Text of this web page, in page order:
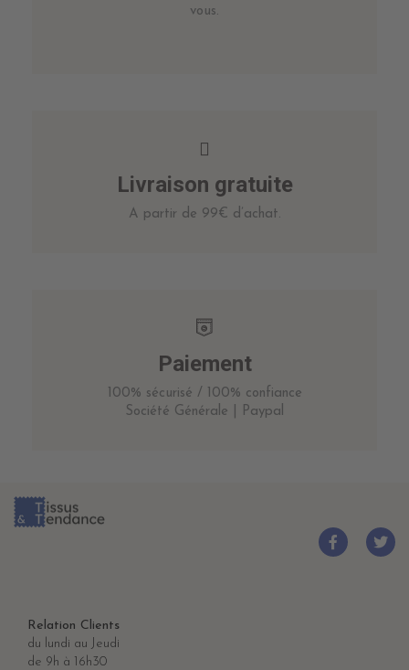
vous.
Livraison gratuite
A partir de 99€ d’achat.
Paiement
100% sécurisé / 100% confiance
Société Générale | Paypal
Relation Clients
du lundi au Jeudi
de 9h à 16h30